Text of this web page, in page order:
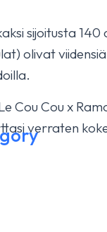
sijoitusta 140
olivat
Cou Cou x
verraten